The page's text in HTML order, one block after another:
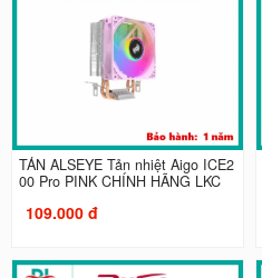
TẢN ALSEYE Tản nhiệt Aigo ICE2
00 Pro PINK CHÍNH HÃNG LKC
109.000 đ